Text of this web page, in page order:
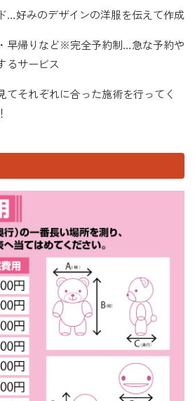
…好みのデザインの洋服を伝えて作成
早帰りなど※完全予約制…急な予約や
るサービス
てそれぞれに合った施術を行ってく